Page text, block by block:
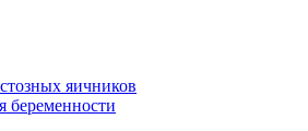
яичников
беременности